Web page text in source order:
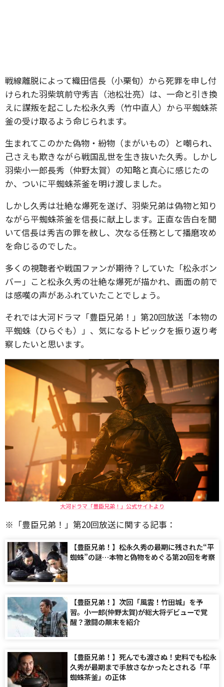
戦線離脱によって織田信長（小栗旬）から死罪を申し付
けられた羽柴筑前守秀吉（池松壮亮）は、一命と引き換
えに謀叛を起こした松永久秀（竹中直人）から平蜘蛛茶
釜の受け取るよう命じられます。
生まれてこのかた偽物・紛物（まがいもの）と嘲られ、
己さえも欺きながら戦国乱世を生き抜いた久秀。しかし
羽柴小一郎長秀（仲野太賀）の知略と真心に感じたの
か、ついに平蜘蛛茶釜を明け渡しました。
しかし久秀は壮絶な爆死を遂げ、羽柴兄弟は偽物と知り
ながら平蜘蛛茶釜を信長に献上します。正直な告白を聞
いて信長は秀吉の罪を赦し、次なる任務として播磨攻め
を命じるのでした。
多くの視聴者や戦国ファンが期待？していた「松永ボン
バー」こと松永久秀の壮絶な爆死が描かれ、画面の前で
は感嘆の声があふれていたことでしょう。
それでは大河ドラマ「豊臣兄弟！」第20回放送「本物の
平蜘蛛（ひらぐも）」、気になるトピックを振り返り考
察したいと思います。
大河ドラマ「豊臣兄弟！」公式サイトより
※「豊臣兄弟！」第20回放送に関する記事：
【豊臣兄弟！】松永久秀の最期に残された“平
蜘蛛”の謎…本物と偽物をめぐる第20回を考察
【豊臣兄弟！】次回「風雲！竹田城」を予
習。小一郎(仲野太賀)が総大将デビューで覚
醒？激闘の顛末を紹介
【豊臣兄弟！】死んでも渡さぬ！史料でも松永
久秀が最期まで手放さなかったとされる「平
蜘蛛茶釜」の正体